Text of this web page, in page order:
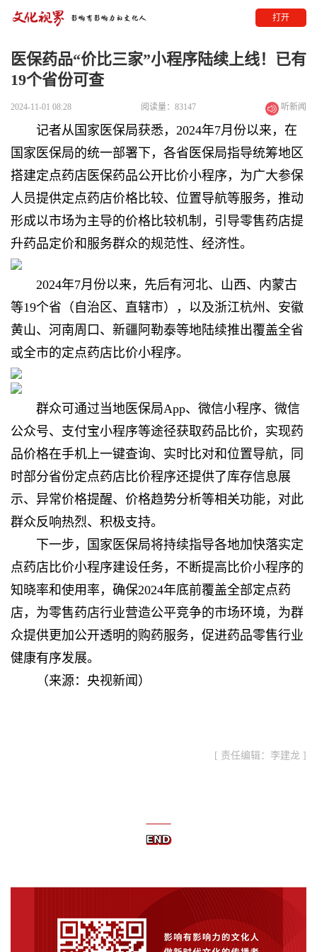
打开
医保药品“价比三家”小程序陆续上线！已有
19个省份可查
2024-11-01 08:28 阅读量：83147 听新闻
记者从国家医保局获悉，2024年7月份以来，在
国家医保局的统一部署下，各省医保局指导统筹地区
搭建定点药店医保药品公开比价小程序，为广大参保
人员提供定点药店价格比较、位置导航等服务，推动
形成以市场为主导的价格比较机制，引导零售药店提
升药品定价和服务群众的规范性、经济性。
2024年7月份以来，先后有河北、山西、内蒙古
等19个省（自治区、直辖市），以及浙江杭州、安徽
黄山、河南周口、新疆阿勒泰等地陆续推出覆盖全省
或全市的定点药店比价小程序。
群众可通过当地医保局App、微信小程序、微信
公众号、支付宝小程序等途径获取药品比价，实现药
品价格在手机上一键查询、实时比对和位置导航，同
时部分省份定点药店比价程序还提供了库存信息展
示、异常价格提醒、价格趋势分析等相关功能，对此
群众反响热烈、积极支持。
下一步，国家医保局将持续指导各地加快落实定
点药店比价小程序建设任务，不断提高比价小程序的
知晓率和使用率，确保2024年底前覆盖全部定点药
店，为零售药店行业营造公平竞争的市场环境，为群
众提供更加公开透明的购药服务，促进药品零售行业
健康有序发展。
（来源：央视新闻）
[ 责任编辑：李建龙 ]